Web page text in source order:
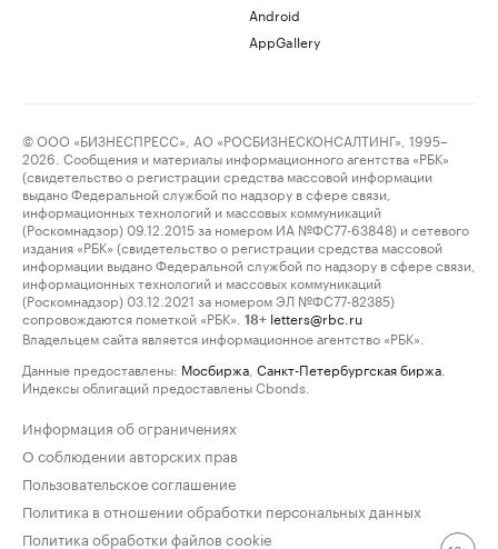
Android
AppGallery
© ООО «БИЗНЕСПРЕСС», АО «РОСБИЗНЕСКОНСАЛТИНГ», 1995–
2026. Сообщения и материалы информационного агентства «РБК»
(свидетельство о регистрации средства массовой информации
выдано Федеральной службой по надзору в сфере связи,
информационных технологий и массовых коммуникаций
(Роскомнадзор) 09.12.2015 за номером ИА №ФС77-63848) и сетевого
издания «РБК» (свидетельство о регистрации средства массовой
информации выдано Федеральной службой по надзору в сфере связи,
информационных технологий и массовых коммуникаций
(Роскомнадзор) 03.12.2021 за номером ЭЛ №ФС77-82385)
сопровождаются пометкой «РБК».
18+ letters@rbc.ru
Владельцем сайта является информационное агентство «РБК».
Данные предоставлены: Мосбиржа Санкт-Петербургская биржа
Индексы облигаций предоставлены Cbonds.
Информация об ограничениях
О соблюдении авторских прав
Пользовательское соглашение
Политика в отношении обработки персональных данных
Политика обработки файлов cookie